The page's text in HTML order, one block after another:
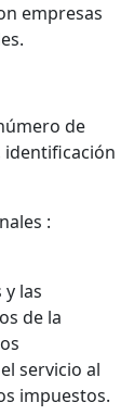
empresas
de
:
las
de la
servicio al
impuestos.